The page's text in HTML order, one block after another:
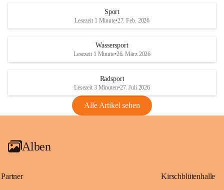
Rebe und der Amerikanischen
Anhang VBl. EU Nr. 18
1 Seite•1,4 MB
VBl. EU Nr. 18_2026
Sport
Lesezeit 1 Minute•27. Feb. 2026
Wassersport
Lesezeit 1 Minute•26. März 2026
Radsport
Lesezeit 3 Minuten•27. Juli 2026
Alle Artikel sehen
Alben
Partner Kirschblütenhalle